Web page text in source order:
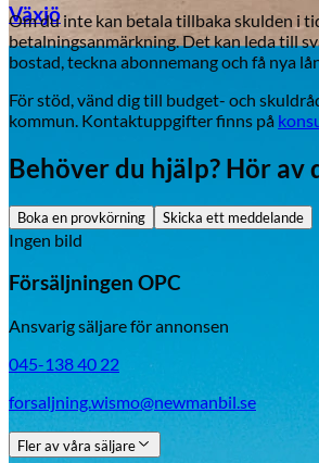
Mazda
Fordonstyp
Mopedbil Pickup
Växjö
Om du inte kan betala tillbaka skulden i
betalningsanmärkning. Det kan leda till
bostad, teckna abonnemang och få nya
För stöd, vänd dig till budget- och
kommun. Kontaktuppgifter finns på
Behöver du hjälp? Hör av
Boka en provkörning Skicka ett meddelande
Ingen bild
Försäljningen OPC
Ansvarig säljare för annonsen
045-138 40 22
forsaljning.wismo@newmanbil.se
Fler av våra säljare